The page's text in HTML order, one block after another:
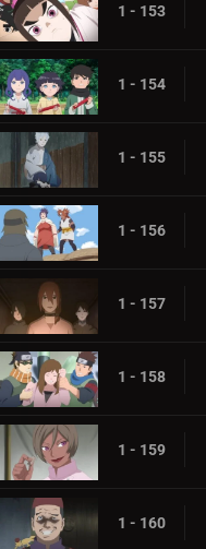
1 - 153
1 - 154
1 - 155
1 - 156
1 - 157
1 - 158
1 - 159
1 - 160